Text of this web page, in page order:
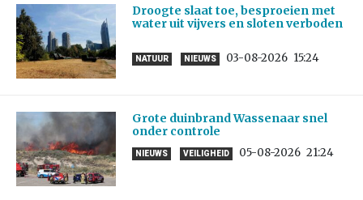
Droogte slaat toe, besproeien met
water uit vijvers en sloten verboden
NATUUR NIEUWS 03-08-2026 15:24
Grote duinbrand Wassenaar snel
onder controle
NIEUWS VEILIGHEID 05-08-2026 21:24